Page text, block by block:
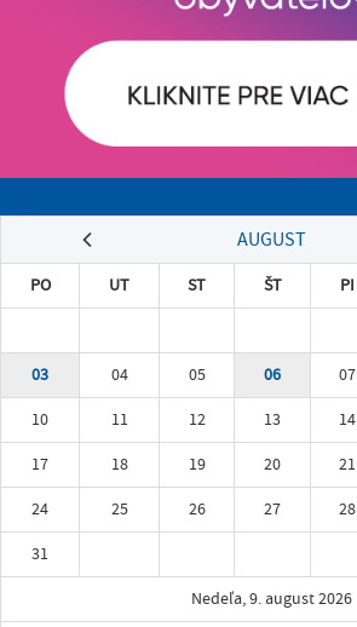
AUGUST
PO UT ST ŠT PI
03
04 05 06 07
10
11 12 13 14
17
18 19 20 21
24
25 26 27 28
31
Nedeľa, 9. august 2026